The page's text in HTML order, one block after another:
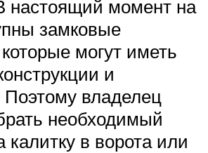
настоящий момент на
замковые
могут иметь
и
Поэтому владелец
необходимый
калитку в ворота или